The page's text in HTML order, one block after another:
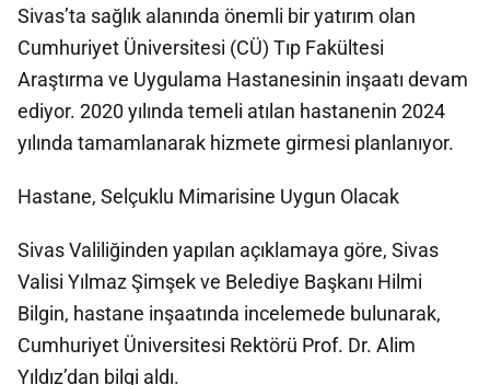
Sivas’ta sağlık alanında önemli bir yatırım olan
Cumhuriyet Üniversitesi (CÜ) Tıp Fakültesi
Araştırma ve Uygulama Hastanesinin inşaatı devam
ediyor. 2020 yılında temeli atılan hastanenin 2024
yılında tamamlanarak hizmete girmesi planlanıyor.
Hastane, Selçuklu Mimarisine Uygun Olacak
Sivas Valiliğinden yapılan açıklamaya göre, Sivas
Valisi Yılmaz Şimşek ve Belediye Başkanı Hilmi
Bilgin, hastane inşaatında incelemede bulunarak,
Cumhuriyet Üniversitesi Rektörü Prof. Dr. Alim
Yıldız’dan bilgi aldı.